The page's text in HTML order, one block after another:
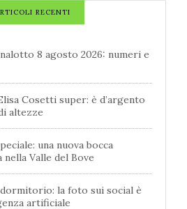
RECENTI
8 agosto 2026: numeri e
Cosetti super: è d’argento
altezze
una nuova bocca
Valle del Bove
la foto sui social è
artificiale